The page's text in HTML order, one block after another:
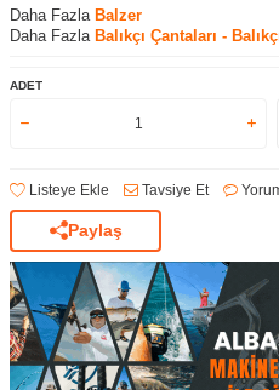
Daha Fazla Balzer
Daha Fazla Balıkçı Çantaları -
ADET
Listeye Ekle Tavsiye Et
Paylaş